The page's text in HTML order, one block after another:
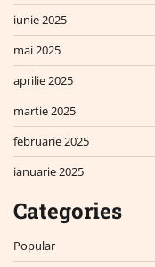
iunie 2025
mai 2025
aprilie 2025
martie 2025
februarie 2025
ianuarie 2025
Categories
Popular